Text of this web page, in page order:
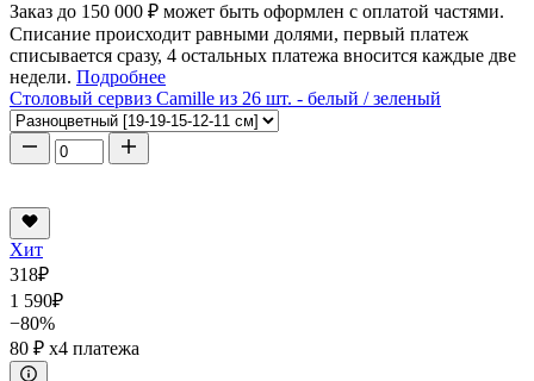
Заказ до 150 000 ₽ может быть оформлен с оплатой частями.
Списание происходит равными долями, первый платеж
списывается сразу, 4 остальных платежа вносится каждые две
недели. Подробнее
Столовый сервиз Camille из 26 шт. - белый / зеленый
Хит
318₽
1 590₽
−80%
80 ₽ x4 платежа